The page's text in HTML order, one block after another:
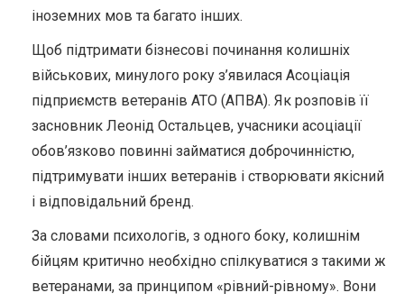
іноземних мов та багато інших.
Щоб підтримати бізнесові починання колишніх
військових, минулого року з’явилася Асоціація
підприємств ветеранів АТО (АПВА). Як розповів її
засновник Леонід Остальцев, учасники асоціації
обов’язково повинні займатися доброчинністю,
підтримувати інших ветеранів і створювати якісний
і відповідальний бренд.
За словами психологів, з одного боку, колишнім
бійцям критично необхідно спілкуватися з такими ж
ветеранами, за принципом «рівний-рівному». Вони